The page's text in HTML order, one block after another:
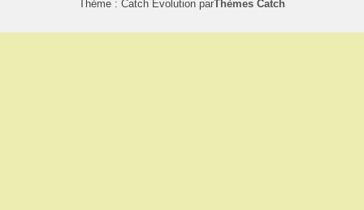
Thème : Catch Evolution parThèmes Catch